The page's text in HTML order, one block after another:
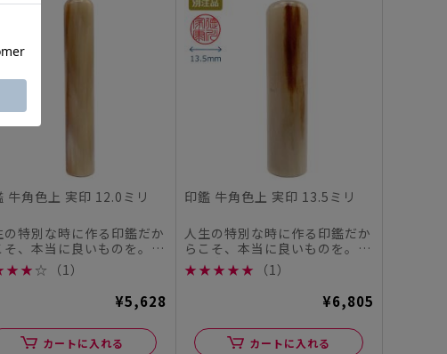
牛角色上 実印 12.0ミリ
の特別な時に作る印鑑だか
そ、本当に良いものを。
度、シヤチハタオフィシャ
★ ★ ☆ （1）
¥5,628
カートに入れる
印鑑 牛角色上 実印 13.5ミリ
人生の特別な時に作る印鑑だか
らこそ、本当に良いものを。
この度、シヤチハタオフィシャ
ル...
★ ★ ★ ★ ★ （1）
¥6,805
カートに入れる